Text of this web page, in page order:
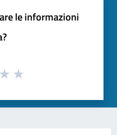
le informazioni